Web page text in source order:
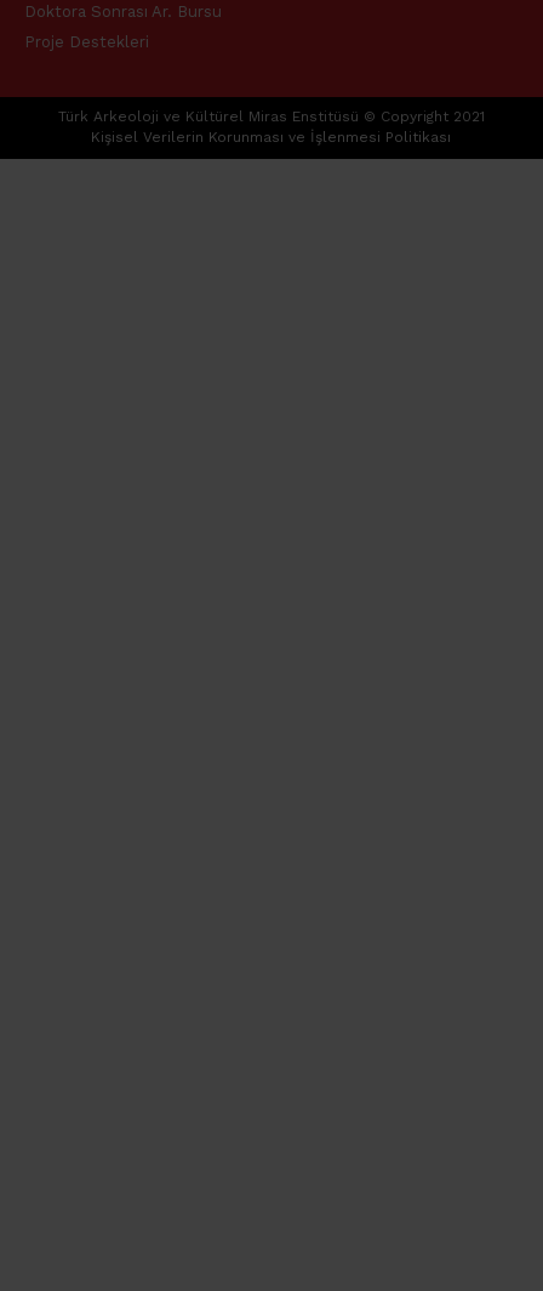
Doktora Sonrası Ar. Bursu
Proje Destekleri
Türk Arkeoloji ve Kültürel Miras Enstitüsü ©️ Copyright 2021
Kişisel Verilerin Korunması ve İşlenmesi Politikası